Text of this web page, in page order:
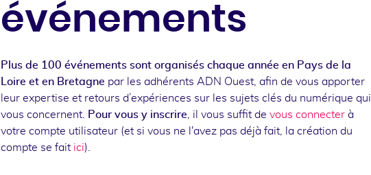
événements
Plus de 100 événements sont organisés chaque année en Pays de la
Loire et en Bretagne par les adhérents ADN Ouest, afin de vous apporter
leur expertise et retours d’expériences sur les sujets clés du numérique qui
vous concernent. Pour vous y inscrire, il vous suffit de vous connecter à
votre compte utilisateur (et si vous ne l'avez pas déjà fait, la création du
compte se fait ici).